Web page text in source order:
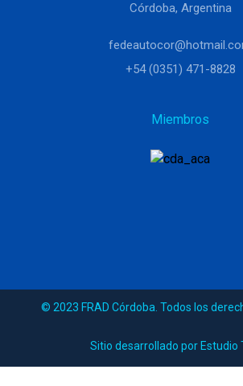
Córdoba, Argentina
+54 (0351) 471-8828
Miembros
© 2023 FRAD Córdoba. Todos los
Sitio desarrollado por Estudio